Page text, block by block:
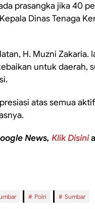
prasangka jika 40
Dinas Tenaga
H. Muzni Zakaria.
untuk daerah,
atas semua
News, Klik Disini
Polri Sumbar